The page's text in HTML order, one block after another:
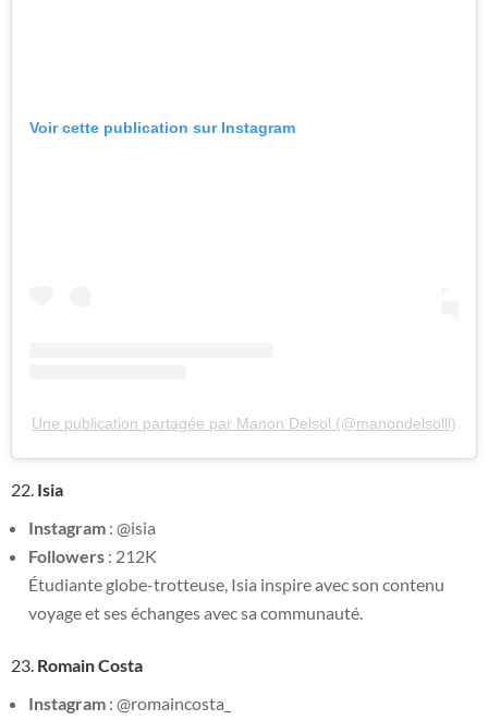
Voir cette publication sur Instagram
Une publication partagée par Manon Delsol (@manondelsolll)
22. Isia
Instagram : @isia
Followers : 212K
Étudiante globe-trotteuse, Isia inspire avec son contenu
voyage et ses échanges avec sa communauté.
23. Romain Costa
Instagram : @romaincosta_